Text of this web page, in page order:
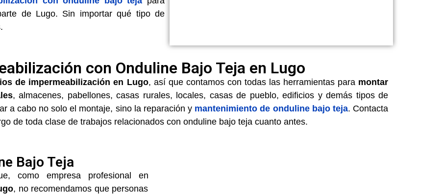
de Lugo. Sin importar qué tipo de
con Onduline Bajo Teja en Lugo
de impermeabilización en Lugo, así que contamos con todas las herramientas para montar
, almacenes, pabellones, casas rurales, locales, casas de pueblo, edificios y demás tipos de
a cabo no solo el montaje, sino la reparación y mantenimiento de onduline bajo teja. Contacta
de toda clase de trabajos relacionados con onduline bajo teja cuanto antes.
Bajo Teja
como empresa profesional en
, no recomendamos que personas